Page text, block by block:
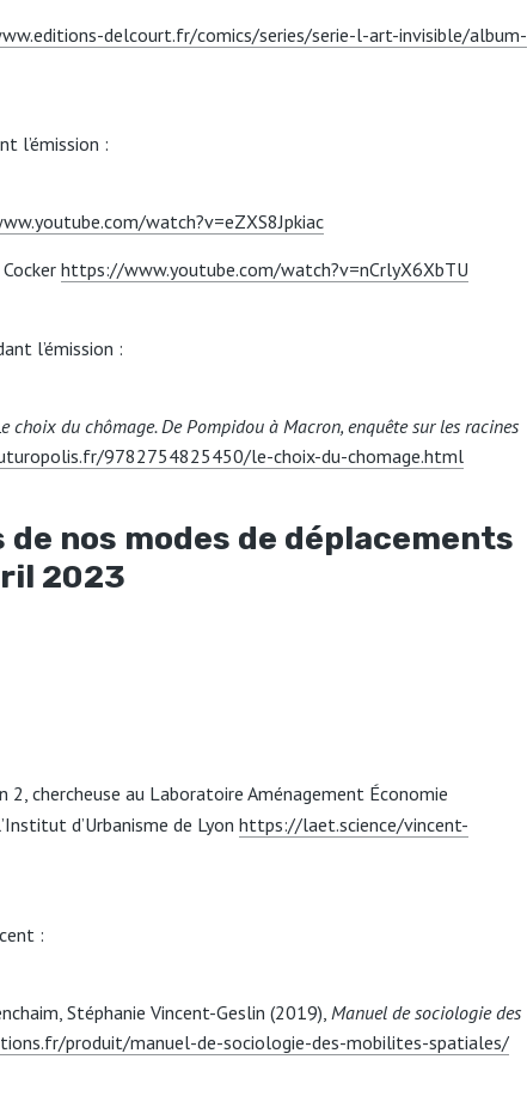
delcourt.fr/comics/series/serie-l-art-invisible/album-
l’émission :
watch?v=eZXS8Jpkiac
Cocker https://www.youtube.com/watch?v=nCrlyX6XbTU
l’émission :
choix du chômage. De Pompidou à Macron, enquête sur les racines
9782754825450/le-choix-du-chomage.html
nos modes de déplacements
2023
2, chercheuse au Laboratoire Aménagement Économie
d’Urbanisme de Lyon https://laet.science/vincent-
:
Stéphanie Vincent-Geslin (2019), Manuel de sociologie des
produit/manuel-de-sociologie-des-mobilites-spatiales/